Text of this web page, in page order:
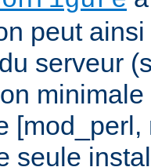
peut
serveur
seule